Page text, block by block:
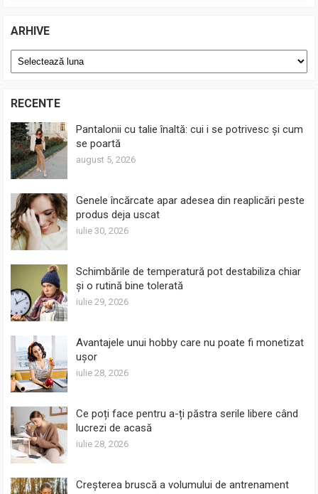
ARHIVE
Arhive
RECENTE
Pantalonii cu talie înaltă: cui i se potrivesc și cum
se poartă
august 5, 2026
Genele încărcate apar adesea din reaplicări peste
produs deja uscat
iulie 30, 2026
Schimbările de temperatură pot destabiliza chiar
și o rutină bine tolerată
iulie 29, 2026
Avantajele unui hobby care nu poate fi monetizat
ușor
iulie 28, 2026
Ce poți face pentru a-ți păstra serile libere când
lucrezi de acasă
iulie 28, 2026
Creșterea bruscă a volumului de antrenament